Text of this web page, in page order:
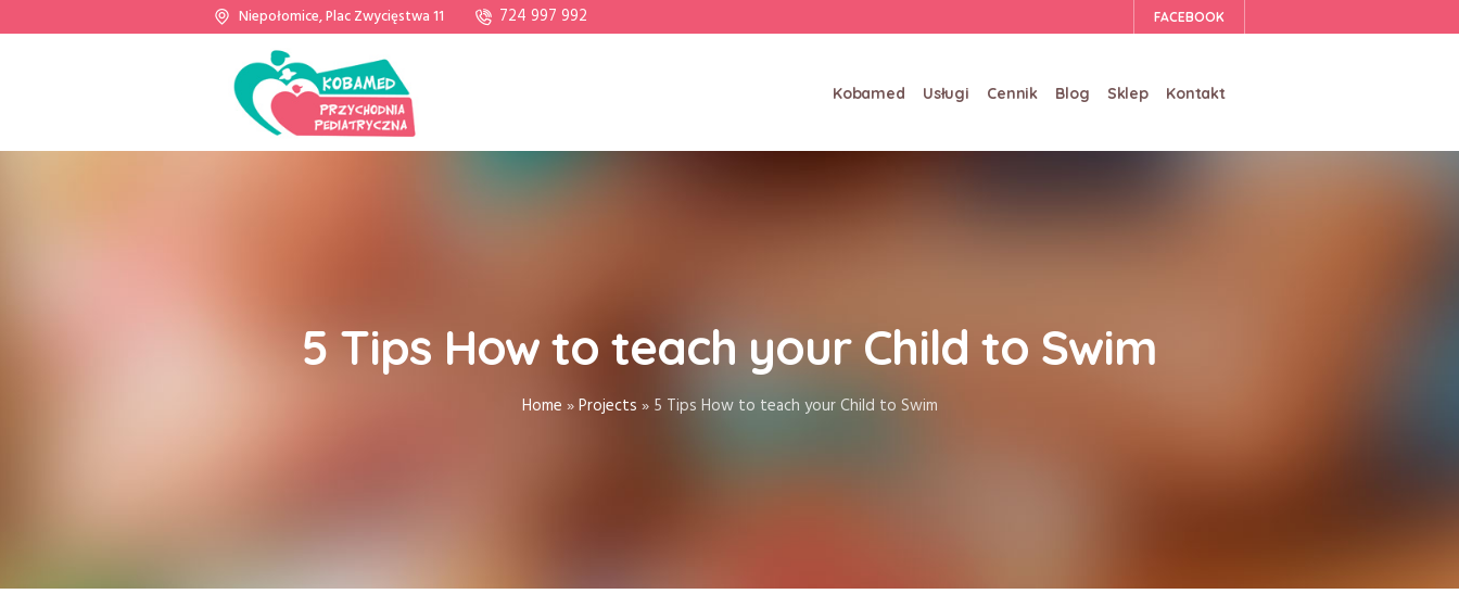
FACEBOOK
Niepołomice, Plac Zwycięstwa 11 724 997 992
Kobamed Usługi Cennik Blog Sklep Kontakt
5 Tips How to teach your Child to Swim
Home »Projects » 5 Tips How to teach your Child to Swim